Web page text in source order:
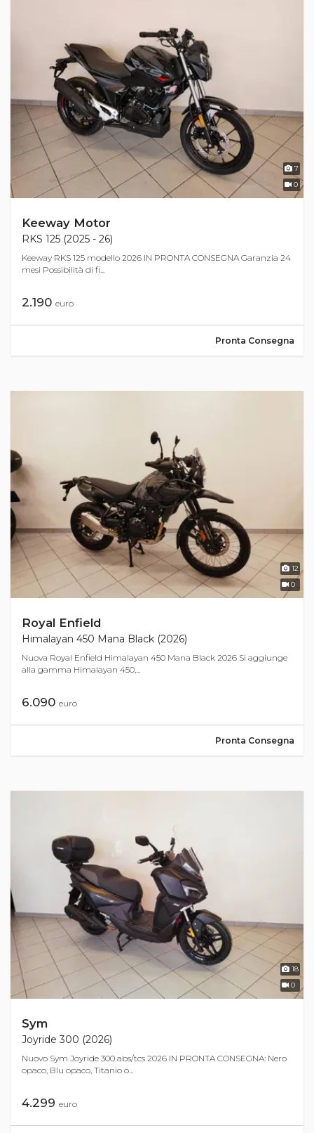
7
0
Keeway Motor
RKS 125 (2025 - 26)
Keeway RKS 125 modello 2026 IN PRONTA CONSEGNA Garanzia 24
mesi Possibilità di fi...
2.190 euro
Pronta Consegna
12
0
Royal Enfield
Himalayan 450 Mana Black (2026)
Nuova Royal Enfield Himalayan 450 Mana Black 2026 Si aggiunge
alla gamma Himalayan 450,...
6.090 euro
Pronta Consegna
18
0
Sym
Joyride 300 (2026)
Nuovo Sym Joyride 300 abs/tcs 2026 IN PRONTA CONSEGNA: Nero
opaco, Blu opaco, Titanio o...
4.299 euro